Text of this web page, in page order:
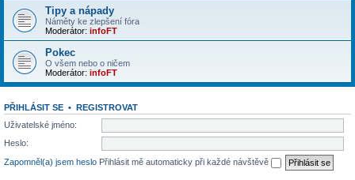
Tipy a nápady
Náměty ke zlepšení fóra
Moderátor: infoFT
Pokec
O všem nebo o ničem
Moderátor: infoFT
PŘIHLÁSIT SE • REGISTROVAT
Uživatelské jméno:
Heslo:
Zapomněl(a) jsem heslo Přihlásit mě automaticky při každé návštěvě